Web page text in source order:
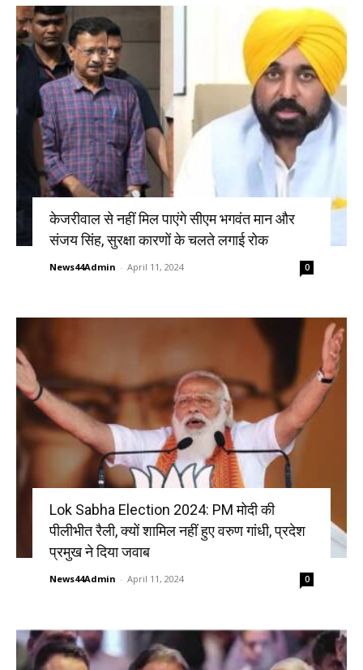
केजरीवाल से नहीं मिल पाएंगे सीएम भगवंत मान और
संजय सिंह, सुरक्षा कारणों के चलते लगाई रोक
News44Admin - April 11, 2024 0
Lok Sabha Election 2024: PM मोदी की
पीलीभीत रैली, क्यों शामिल नहीं हुए वरुण गांधी, प्रदेश
प्रमुख ने दिया जवाब
News44Admin - April 11, 2024 0